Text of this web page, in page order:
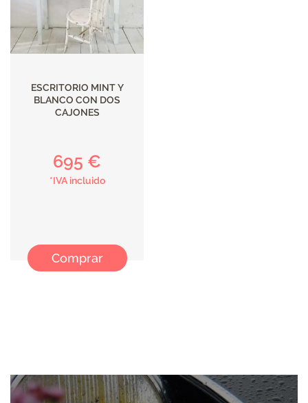
ESCRITORIO MINT Y
BLANCO CON DOS
CAJONES
695 €
*IVA incluido
Comprar